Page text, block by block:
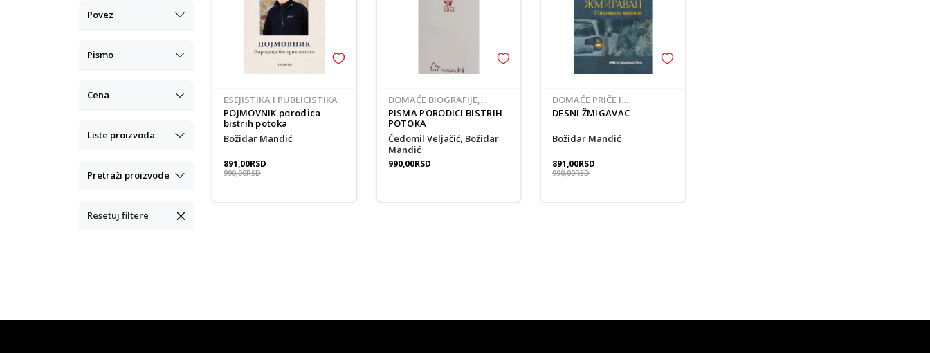
Resetuj filtere
Povez
Pismo
Cena
Liste proizvoda
Pretraži proizvode
ESEJISTIKA I PUBLICISTIKA
POJMOVNIK porodica
bistrih potoka
Božidar Mandić
891,00RSD
990,00RSD
DOMAĆE BIOGRAFIJE,
MEMOARI, DNEVNICI,
PISMA
PISMA PORODICI BISTRIH
POTOKA
Čedomil Veljačić, Božidar
Mandić
990,00RSD
DOMAĆE PRIČE I
PRIPOVETKE
DESNI ŽMIGAVAC
Božidar Mandić
891,00RSD
990,00RSD